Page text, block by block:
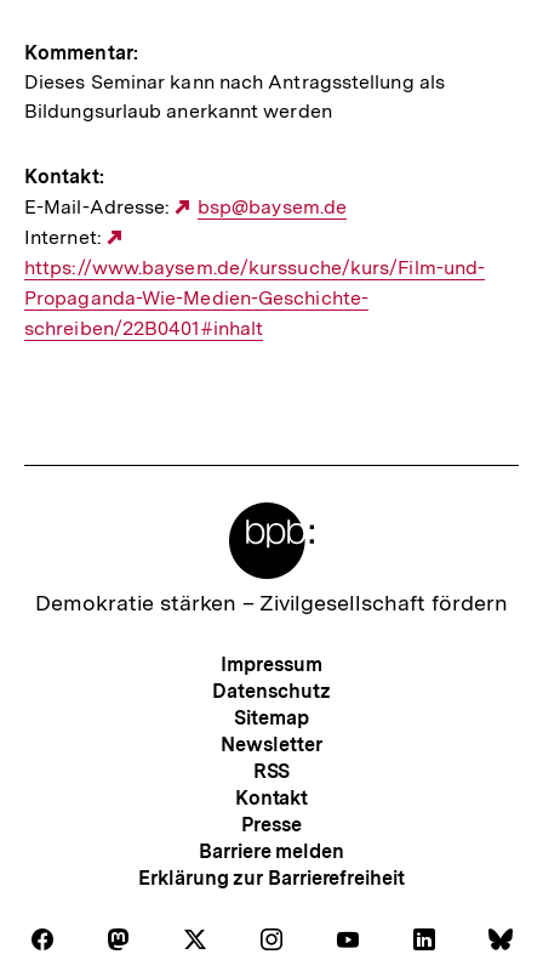
Kommentar:
Dieses Seminar kann nach Antragsstellung als
Bildungsurlaub anerkannt werden
Kontakt:
E-Mail-Adresse:
Externer
bsp@baysem.de
Internet:
Link:
https://www.baysem.de/kurssuche/kurs/Film-und-
Propaganda-Wie-Medien-Geschichte-
schreiben/22B0401#inhalt
Zur
Demokratie stärken – Zivilgesellschaft fördern
Meta-
Navigation
Impressum
Datenschutz
Sitemap
Newsletter
RSS
Kontakt
Presse
Barriere melden
Erklärung zur Barrierefreiheit
Folgen
Auf
Folgen Folgen Folgen
Auf
Folgen Folgen